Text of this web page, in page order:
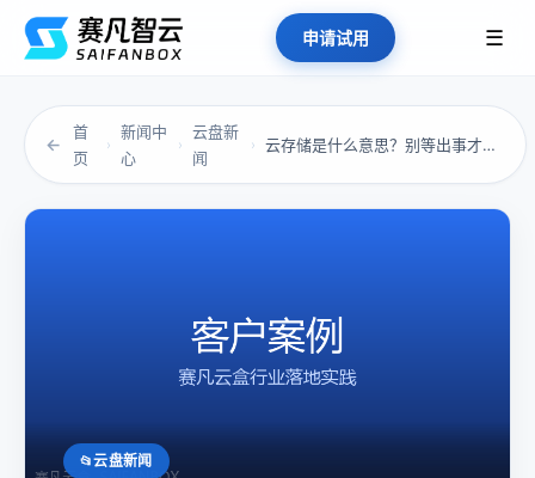
申请试用 ☰
←
首
页
›
新闻中
心
›
云盘新
闻
› 云存储是什么意思？别等出事才后悔没有准备
云盘新闻